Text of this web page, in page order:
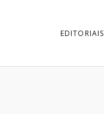
EDITORIAIS